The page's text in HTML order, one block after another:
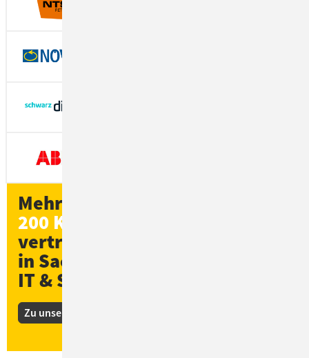
Mehr als
200 Kund*innen
vertrauen ConSol
in Sachen
IT & Software
Zu unseren Kunden-Stories